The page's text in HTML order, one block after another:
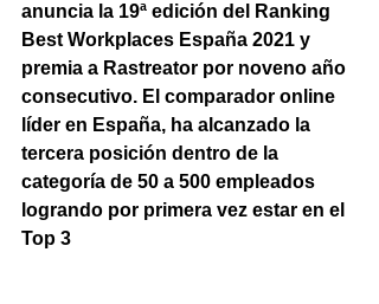
anuncia la 19ª edición del Ranking
Best Workplaces España 2021 y
premia a Rastreator por noveno año
consecutivo. El comparador online
líder en España, ha alcanzado la
tercera posición dentro de la
categoría de 50 a 500 empleados
logrando por primera vez estar en el
Top 3